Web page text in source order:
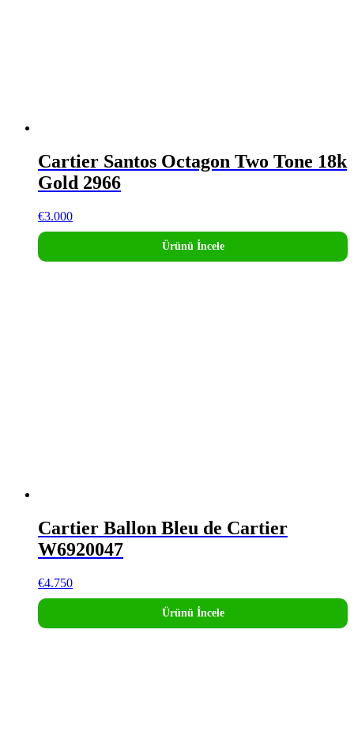
Cartier Santos Octagon Two Tone 18k
Gold 2966
€3.000
Ürünü İncele
Cartier Ballon Bleu de Cartier
W6920047
€4.750
Ürünü İncele